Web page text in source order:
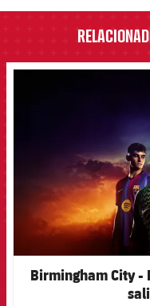
Birmingham City -